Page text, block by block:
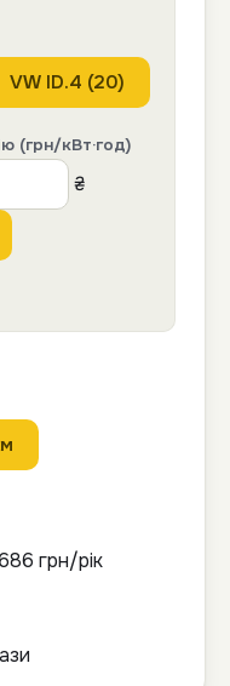
VW ID.4 (20)
(грн/кВт·год)
₴
грн/рік